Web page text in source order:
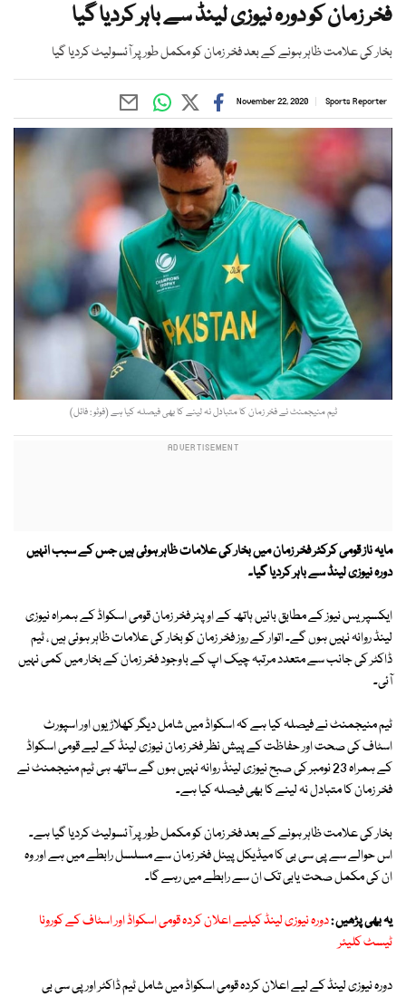
فخر زمان کو دورہ نیوزی لینڈ سے باہر کردیا گیا
بخار کی علامت ظاہر ہونے کے بعد فخر زمان کو مکمل طور پر آئسولیٹ کردیا گیا
Sports Reporter
November 22, 2020
ٹیم منیجمنٹ نے فخر زمان کا متبادل نہ لینے کا بھی فیصلہ کیا ہے (فوٹو : فائل)
مایہ ناز قومی کرکٹر فخر زمان میں بخار کی علامات ظاہر ہوئی ہیں جس کے سبب انہیں
دورہ نیوزی لینڈ سے باہر کردیا گیا۔
ایکسپریس نیوز کے مطابق بائیں ہاتھ کے اوپنر فخر زمان قومی اسکواڈ کے ہمراہ نیوزی
لینڈ روانہ نہیں ہوں گے۔ اتوار کے روز فخر زمان کو بخار کی علامات ظاہر ہوئی ہیں ، ٹیم
ڈاکٹر کی جانب سے متعدد مرتبہ چیک اپ کے باوجود فخر زمان کے بخار میں کمی نہیں
آئی۔
ٹیم منیجمنٹ نے فیصلہ کیا ہے کہ اسکواڈ میں شامل دیگر کھلاڑیوں اور اسپورٹ
اسٹاف کی صحت اور حفاظت کے پیش نظر فخر زمان نیوزی لینڈ کے لیے قومی اسکواڈ
کے ہمراہ 23 نومبر کی صبح نیوزی لینڈ روانہ نہیں ہوں گے ساتھ ہی ٹیم منیجمنٹ نے
فخر زمان کا متبادل نہ لینے کا بھی فیصلہ کیا ہے۔
بخار کی علامت ظاہر ہونے کے بعد فخر زمان کو مکمل طور پر آئسولیٹ کردیا گیا ہے۔
اس حوالے سے پی سی بی کا میڈیکل پینل فخر زمان سے مسلسل رابطے میں ہے اور وہ
ان کی مکمل صحت یابی تک ان سے رابطے میں رہے گا۔
یہ بھی پڑھیں :دورہ نیوزی لینڈ کیلیے اعلان کردہ قومی اسکواڈ اور اسٹاف کے کورونا
ٹیسٹ کلیئر
دورہ نیوزی لینڈ کے لیے اعلان کردہ قومی اسکواڈ میں شامل ٹیم ڈاکٹر اور پی سی بی